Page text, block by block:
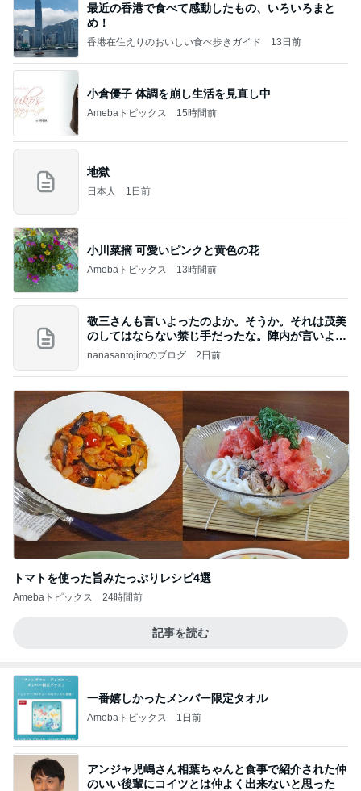
最近の香港で食べて感動したもの、いろいろまと
め！
香港在住えりのおいしい食べ歩きガイド 13日前
小倉優子 体調を崩し生活を見直し中
Amebaトピックス 15時間前
地獄
日本人 1日前
小川菜摘 可愛いピンクと黄色の花
Amebaトピックス 13時間前
敬三さんも言いよったのよか。そうか。それは茂美
のしてはならない禁じ手だったな。陣内が言いよる
のよ
nanasantojiroのブログ 2日前
トマトを使った旨みたっぷりレシピ4選
Amebaトピックス 24時間前
記事を読む
一番嬉しかったメンバー限定タオル
Amebaトピックス 1日前
アンジャ児嶋さん相葉ちゃんと食事で紹介された仲
のいい後輩にコイツとは仲よく出来ないと思った